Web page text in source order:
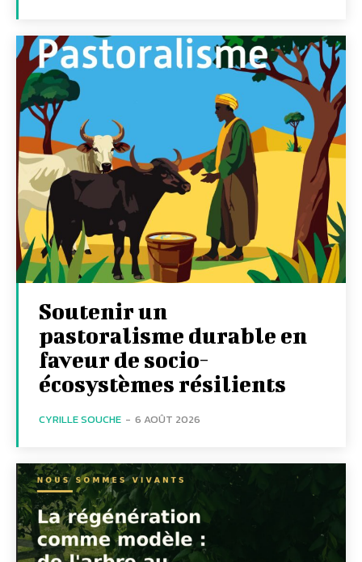
Soutenir un
pastoralisme durable en
faveur de socio-
écosystèmes résilients
CYRILLE SOUCHE - 6 AOÛT 2026